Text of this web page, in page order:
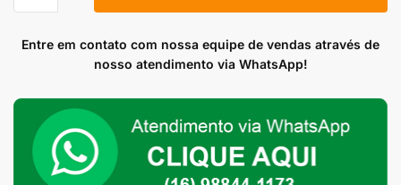
de
MI
quantidade
Entre em contato com nossa equipe de vendas através de
nosso atendimento via WhatsApp!